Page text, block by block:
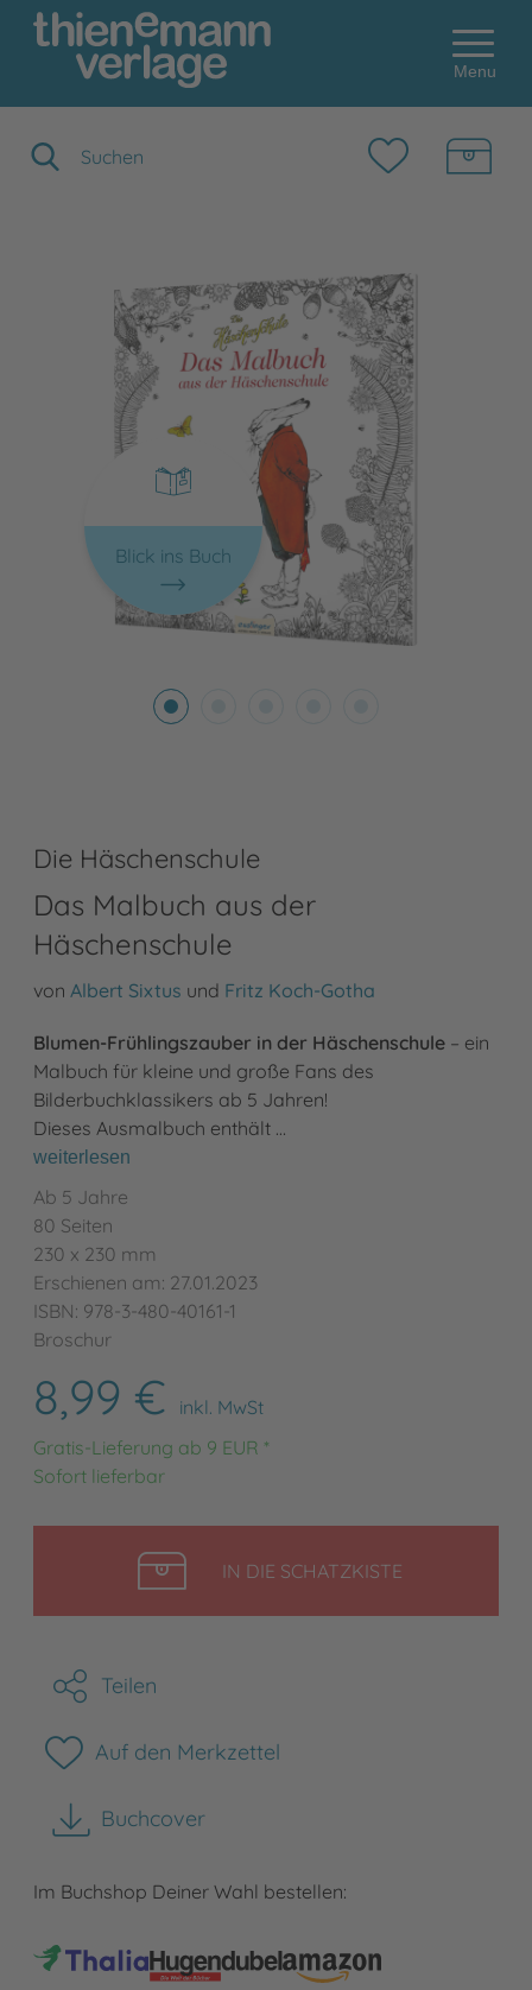
Menu
Blick ins Buch
Die Häschenschule
Das Malbuch aus der
Häschenschule
von Albert Sixtus und Fritz Koch-Gotha
Blumen-Frühlingszauber in der Häschenschule – ein
Malbuch für kleine und große Fans des
Bilderbuchklassikers ab 5 Jahren!
Dieses Ausmalbuch enthält …
weiterlesen
Ab 5 Jahre
80 Seiten
230 x 230 mm
Erschienen am: 27.01.2023
ISBN: 978-3-480-40161-1
Broschur
8,99 €
inkl. MwSt
Gratis-Lieferung ab 9 EUR *
Sofort lieferbar
IN DIE SCHATZKISTELEGEN
Teilen
Auf den Merkzettel
Buchcover
herunterladen
Im Buchshop Deiner Wahl bestellen: